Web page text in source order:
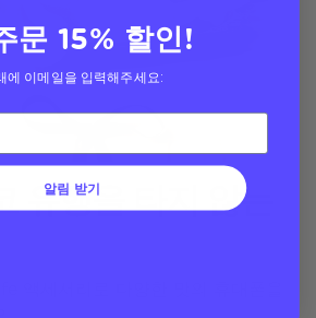
유행을 타지 않는
문 15% 할인!
에 이메일을 입력해주세요:
알림 받기